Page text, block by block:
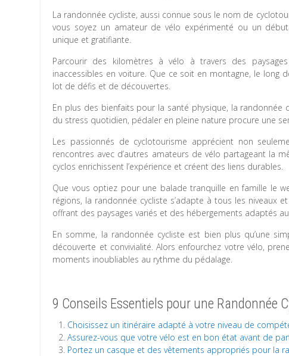
La randonnée cycliste, aussi connue sous le nom de
vous soyez un amateur de vélo expérimenté ou un
unique et gratifiante.
Parcourir des kilomètres à vélo à travers des
inaccessibles en voiture. Que ce soit en montagne, le long
lot de défis et de découvertes.
En plus des bienfaits pour la santé physique, la
du stress quotidien, pédaler en pleine nature procure une
Les passionnés de cyclotourisme apprécient non
rencontres avec d’autres amateurs de vélo partageant la
cyclos enrichissent l’expérience et créent des liens durables.
Que vous optiez pour une balade tranquille en famille le
régions, la randonnée cycliste s’adapte à tous les niveaux
offrant des paysages variés et des hébergements adaptés
En somme, la randonnée cycliste est bien plus qu’une
découverte et convivialité. Alors enfourchez votre vélo,
moments inoubliables au rythme du pédalage.
9 Conseils Essentiels pour une Randonnée
Choisissez un itinéraire adapté à votre niveau de
Assurez-vous que votre vélo est en bon état avant de
Portez un casque et des vêtements appropriés pour la